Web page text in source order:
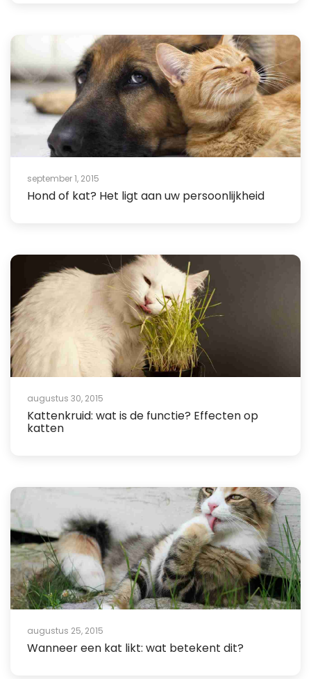
september 1, 2015
Hond of kat? Het ligt aan uw persoonlijkheid
augustus 30, 2015
Kattenkruid: wat is de functie? Effecten op
katten
augustus 25, 2015
Wanneer een kat likt: wat betekent dit?